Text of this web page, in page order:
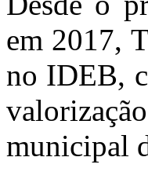
em 2017,
no IDEB,
municipal